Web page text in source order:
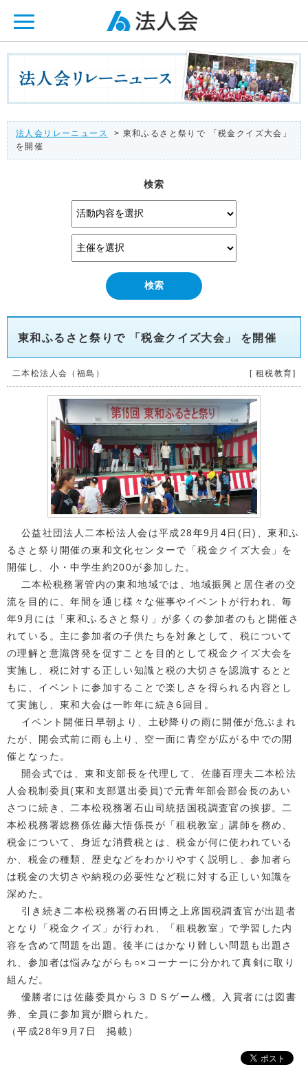
法人会リレーニュース
> 東和ふるさと祭りで 「税金クイズ大会」
を開催
検索
東和ふるさと祭りで 「税金クイズ大会」 を開催
二本松法人会（福島） [ 租税教育]
公益社団法人二本松法人会は平成28年9月4日(日)、東和ふ
るさと祭り開催の東和文化センターで「税金クイズ大会」を
開催し、小・中学生約200が参加した。
二本松税務署管内の東和地域では、地域振興と居住者の交
流を目的に、年間を通じ様々な催事やイベントが行われ、毎
年9月には「東和ふるさと祭り」が多くの参加者のもと開催さ
れている。主に参加者の子供たちを対象として、税について
の理解と意識啓発を促すことを目的として税金クイズ大会を
実施し、税に対する正しい知識と税の大切さを認識するとと
もに、イベントに参加することで楽しさを得られる内容とし
て実施し、東和大会は一昨年に続き6回目。
イベント開催日早朝より、土砂降りの雨に開催が危ぶまれ
たが、開会式前に雨も上り、空一面に青空が広がる中での開
催となった。
開会式では、東和支部長を代理して、佐藤百理夫二本松法
人会税制委員(東和支部選出委員)で元青年部会部会長のあい
さつに続き、二本松税務署石山司統括国税調査官の挨拶。二
本松税務署総務係佐藤大悟係長が「租税教室」講師を務め、
税金について、身近な消費税とは、税金が何に使われている
か、税金の種類、歴史などをわかりやすく説明し、参加者ら
は税金の大切さや納税の必要性など税に対する正しい知識を
深めた。
引き続き二本松税務署の石田博之上席国税調査官が出題者
となり「税金クイズ」が行われ、「租税教室」で学習した内
容を含めて問題を出題。後半にはかなり難しい問題も出題さ
れ、参加者は悩みながらも○×コーナーに分かれて真剣に取り
組んだ。
優勝者には佐藤委員から３ＤＳゲーム機。入賞者には図書
券、全員に参加賞が贈られた。
（平成28年9月7日 掲載）